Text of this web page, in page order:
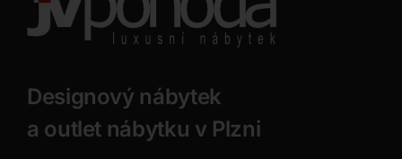
Designový nábytek
a outlet nábytku v Plzni